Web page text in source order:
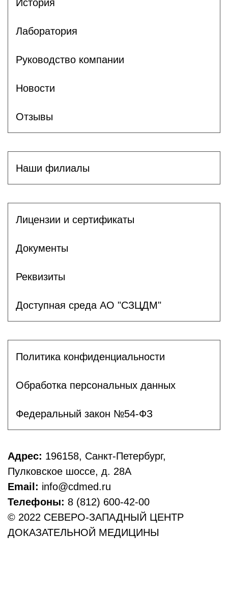
История
Лаборатория
Руководство компании
Новости
Отзывы
Наши филиалы
Лицензии и сертификаты
Документы
Реквизиты
Доступная среда АО "СЗЦДМ"
Политика конфиденциальности
Обработка персональных данных
Федеральный закон №54-ФЗ
Адрес: 196158, Санкт-Петербург,
Пулковское шоссе, д. 28А
Email: info@cdmed.ru
Телефоны: 8 (812) 600-42-00
© 2022 СЕВЕРО-ЗАПАДНЫЙ ЦЕНТР
ДОКАЗАТЕЛЬНОЙ МЕДИЦИНЫ